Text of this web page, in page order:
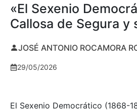
«El Sexenio
Callosa de Segura y
JOSÉ ANTONIO ROCAMORA
29/05/2026
El Sexenio Democrático (1868-